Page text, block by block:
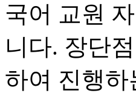
국어 교원
니다. 장단
하여 진행